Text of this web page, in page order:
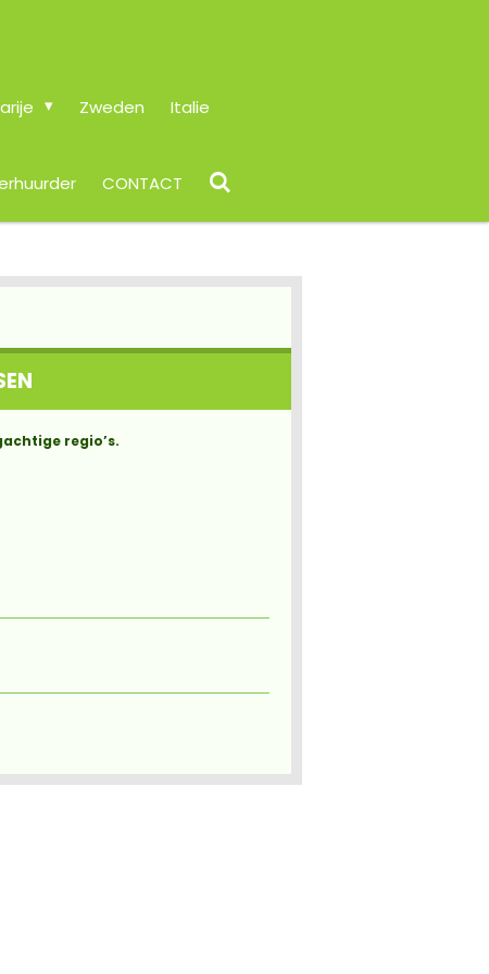
Zweden Italie
CONTACT
regio’s.